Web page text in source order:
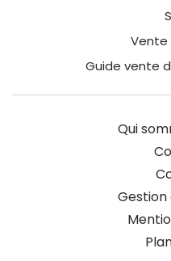
Vente
Guide vente
Qui
Gestion